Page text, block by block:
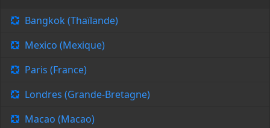
Bangkok (Thaïlande)
Mexico (Mexique)
Paris (France)
Londres (Grande-Bretagne)
Macao (Macao)